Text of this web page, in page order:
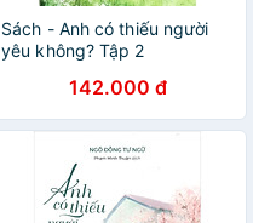
Sách - Anh có thiếu người
yêu không? Tập 2
142.000 đ